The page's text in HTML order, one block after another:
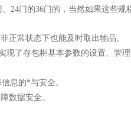
24门的36门的，当然如果这些规
正常状态下也能及时取出物品。
现了存包柜基本参数的设置、管
息的*与安全。
数据安全。